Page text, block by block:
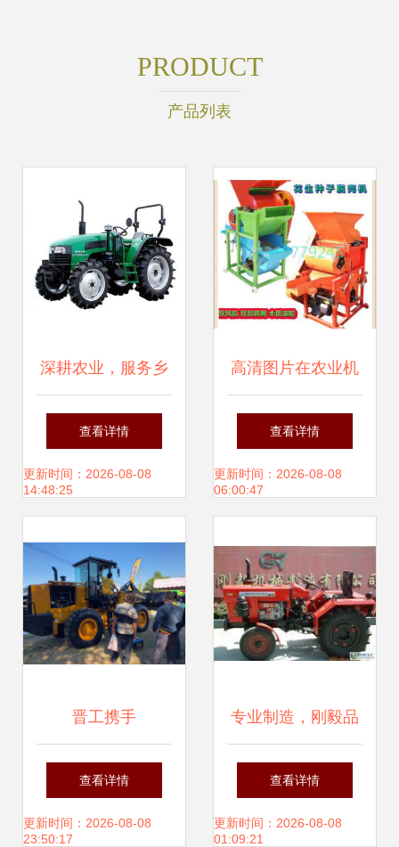
PRODUCT
产品列表
深耕农业，服务乡
村 沁水县兴隆农机
营销总汇的品牌经
查看详情
更新时间：2026-08-08
14:48:25
高清图片在农业机
械销售中的应用与
价值
查看详情
更新时间：2026-08-08
06:00:47
晋工携手
LEADWAY
MACHINERY强势
查看详情
更新时间：2026-08-08
23:50:17
专业制造，刚毅品
质——GY-200轮式
拖拉机厂家直销，
查看详情
更新时间：2026-08-08
01:09:21